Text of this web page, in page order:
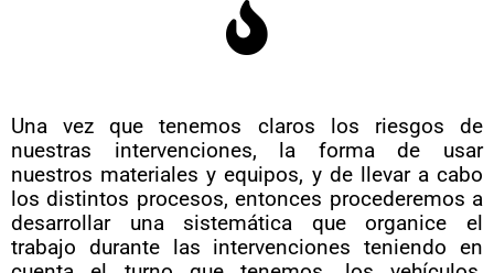
Una vez que tenemos claros los riesgos de
nuestras intervenciones, la forma de usar
nuestros materiales y equipos, y de llevar a cabo
los distintos procesos, entonces procederemos a
desarrollar una sistemática que organice el
trabajo durante las intervenciones teniendo en